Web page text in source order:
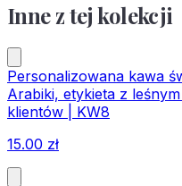
Inne z tej kolekcji
Personalizowana kawa
Arabiki, etykieta z
klientów | KW8
15.00 zł